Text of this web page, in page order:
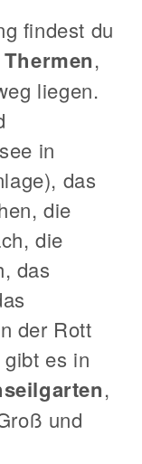
findest du
Thermen,
liegen.
in
das
die
die
das
der Rott
es in
,
und